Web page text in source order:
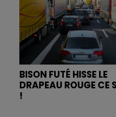
BISON FUTÉ HISSE LE
DRAPEAU ROUGE CE
!